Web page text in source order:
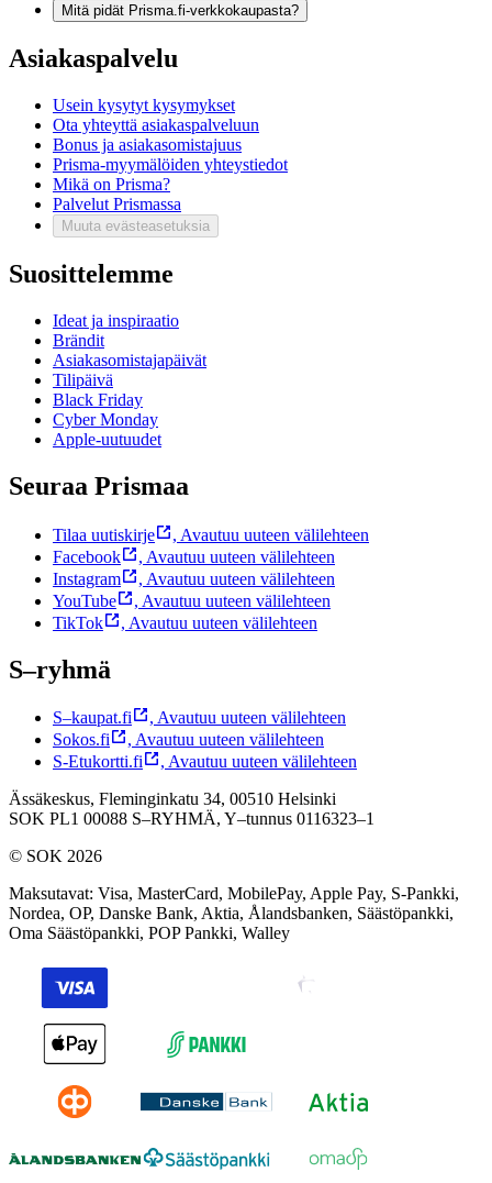
Mitä pidät Prisma.fi-verkkokaupasta?
Asiakaspalvelu
Usein kysytyt kysymykset
Ota yhteyttä asiakaspalveluun
Bonus ja asiakasomistajuus
Prisma-myymälöiden yhteystiedot
Mikä on Prisma?
Palvelut Prismassa
Muuta evästeasetuksia
Suosittelemme
Ideat ja inspiraatio
Brändit
Asiakasomistajapäivät
Tilipäivä
Black Friday
Cyber Monday
Apple-uutuudet
Seuraa Prismaa
Tilaa uutiskirje , Avautuu uuteen välilehteen
Facebook
, Avautuu uuteen välilehteen
Instagram
, Avautuu uuteen välilehteen
YouTube
, Avautuu uuteen välilehteen
TikTok
, Avautuu uuteen välilehteen
S–ryhmä
S–kaupat.fi , Avautuu uuteen välilehteen
Sokos.fi
, Avautuu uuteen välilehteen
S-Etukortti.fi
, Avautuu uuteen välilehteen
Ässäkeskus, Fleminginkatu 34, 00510 Helsinki
SOK PL1 00088 S–RYHMÄ, Y–tunnus 0116323–1
© SOK 2026
Maksutavat: Visa, MasterCard, MobilePay, Apple Pay, S-Pankki,
Nordea, OP, Danske Bank, Aktia, Ålandsbanken, Säästöpankki,
Oma Säästöpankki, POP Pankki, Walley